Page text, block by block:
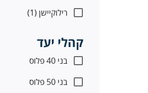
רילוקיישן (1)
קהלי יעד
בני 40 פלוס
בני 50 פלוס